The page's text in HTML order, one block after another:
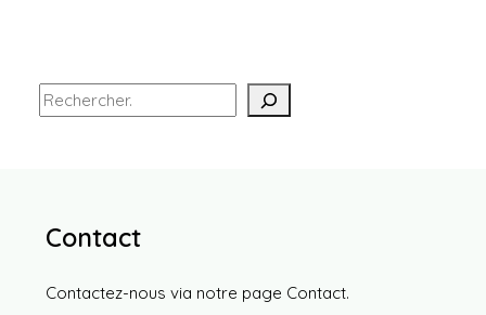
Contact
Contactez-nous via notre page Contact.